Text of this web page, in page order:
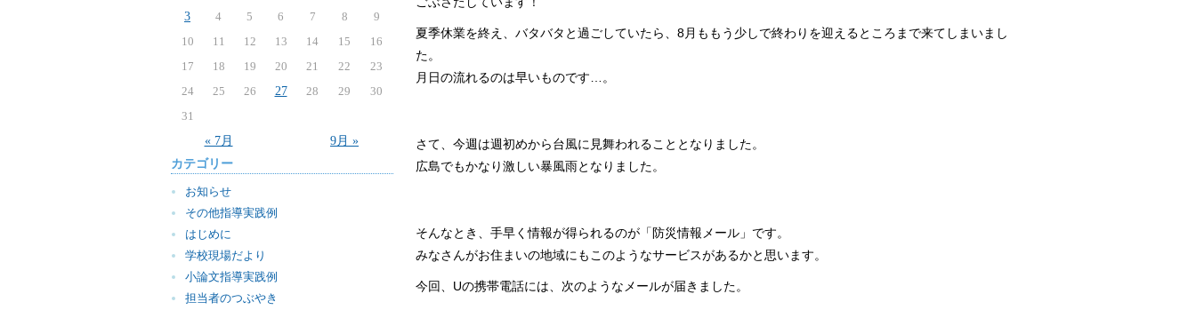
« 7月 9月 »
3
4 5 6 7 8
9
10
11 12 13 14 15
16
17
18 19 20 21 22
23
24
25 26 27 28 29
30
31
カテゴリー
お知らせ
その他指導実践例
はじめに
学校現場だより
小論文指導実践例
担当者のつぶやき
夏季休業を終え、バタバタと過ごしていたら、8月ももう少しで終わりを迎えるところまで来てしまいまし
た。
月日の流れるのは早いものです…。
さて、今週は週初めから台風に見舞われることとなりました。
広島でもかなり激しい暴風雨となりました。
そんなとき、手早く情報が得られるのが「防災情報メール」です。
みなさんがお住まいの地域にもこのようなサービスがあるかと思います。
今回、Uの携帯電話には、次のようなメールが届きました。